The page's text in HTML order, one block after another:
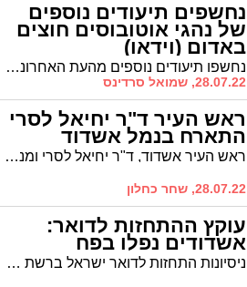
נחשפים תיעודים נוספים
של נהגי אוטובוסים חוצים
באדום (וידאו)
נחשפו תיעודים נוספים מהעת האחרונה של נהגי אוטובוס החוצים את הצומת באדום ומסכנים את משתמשי הדרך. מאפיקים נמסר בתגובה כי החברה תבצע תחקור יסודי ובהתאם תיבחן המשך העסקתו של הנהג: "החברה רואה בחומרה עבירות מסוג זה"
28.07.22, שמואל סרדינס
ראש העיר ד"ר יחיאל לסרי
התארח בנמל אשדוד
ראש העיר אשדוד, ד"ר יחיאל לסרי ומנכ"ל עיריית אשדוד מר אילן בן עדי, התארחו אצל יו"ר דירקטוריון חברת נמל אשדוד אורנה הוזמן-בכור ומ"מ מנכ"ל החברה מר אלי בר יוסף
28.07.22, שחר כחלון
עוקץ ההתחזות לדואר:
אשדודים נפלו בפח
ניסיונות התחזות לדואר ישראל ברשת נמשכים ואזרחים תמימים ממשיכים לקבל הודעות סמס, בהם הם נדרשים לתת את פרטי האשראי שלהם לצורך קבלת חבילה. באשדוד ידוע כבר על מספר תושבים שנפלו קורבן בעוקץ.